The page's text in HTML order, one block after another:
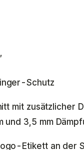
Schutz
mit zusätzlicher
und 3,5 mm
Etikett an der